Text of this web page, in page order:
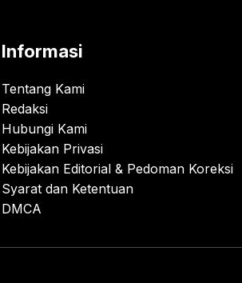
Informasi
Tentang Kami
Redaksi
Hubungi Kami
Kebijakan Privasi
Kebijakan Editorial & Pedoman Koreksi
Syarat dan Ketentuan
DMCA